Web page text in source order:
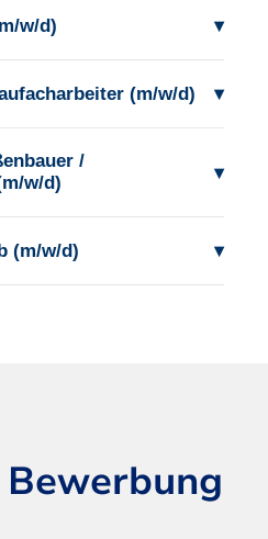
w/d) ▾
(m/w/d) ▾
/
w/d)
▾
(m/w/d) ▾